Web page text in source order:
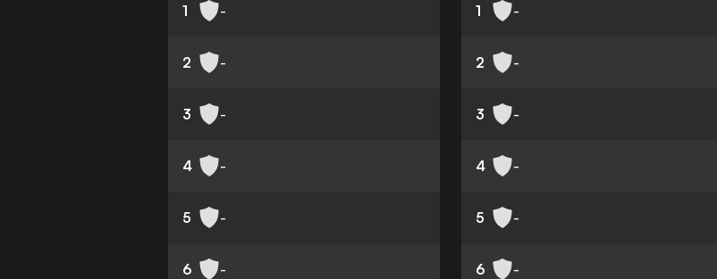
1 -
2 -
3 -
4 -
5 -
6 -
1 -
2 -
3 -
4 -
5 -
6 -